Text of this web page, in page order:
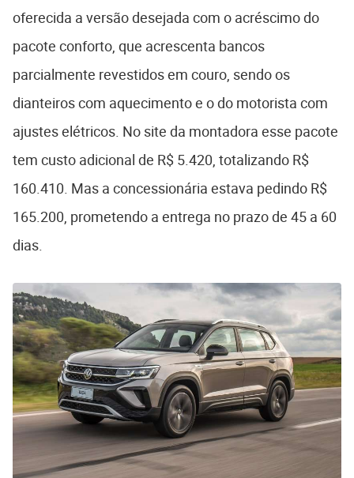
oferecida a versão desejada com o acréscimo do
pacote conforto, que acrescenta bancos
parcialmente revestidos em couro, sendo os
dianteiros com aquecimento e o do motorista com
ajustes elétricos. No site da montadora esse pacote
tem custo adicional de R$ 5.420, totalizando R$
160.410. Mas a concessionária estava pedindo R$
165.200, prometendo a entrega no prazo de 45 a 60
dias.